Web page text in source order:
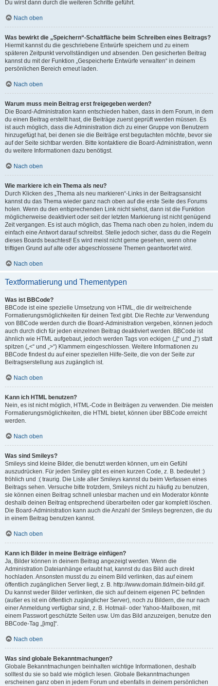
Du wirst dann durch die weiteren Schritte geführt.
Nach oben
Was bewirkt die „Speichern“-Schaltfläche beim Schreiben eines Beitrags?
Hiermit kannst du die geschriebene Entwürfe speichern und zu einem
späteren Zeitpunkt vervollständigen und absenden. Den gesicherten Beitrag
kannst du mit der Funktion „Gespeicherte Entwürfe verwalten“ in deinem
persönlichen Bereich erneut laden.
Nach oben
Warum muss mein Beitrag erst freigegeben werden?
Die Board-Administration kann entschieden haben, dass in dem Forum, in dem
du einen Beitrag erstellt hast, die Beiträge zuerst geprüft werden müssen. Es
ist auch möglich, dass die Administration dich zu einer Gruppe von Benutzern
hinzugefügt hat, bei denen sie die Beiträge erst begutachten möchte, bevor sie
auf der Seite sichtbar werden. Bitte kontaktiere die Board-Administration, wenn
du weitere Informationen dazu benötigst.
Nach oben
Wie markiere ich ein Thema als neu?
Durch Klicken des „Thema als neu markieren“-Links in der Beitragsansicht
kannst du das Thema wieder ganz nach oben auf die erste Seite des Forums
holen. Wenn du den entsprechenden Link nicht siehst, dann ist die Funktion
möglicherweise deaktiviert oder seit der letzten Markierung ist nicht genügend
Zeit vergangen. Es ist auch möglich, das Thema nach oben zu holen, indem du
einfach eine Antwort darauf schreibst. Stelle jedoch sicher, dass du die Regeln
dieses Boards beachtest! Es wird meist nicht gerne gesehen, wenn ohne
triftigen Grund auf alte oder abgeschlossene Themen geantwortet wird.
Nach oben
Textformatierung und Thementypen
Was ist BBCode?
BBCode ist eine spezielle Umsetzung von HTML, die dir weitreichende
Formatierungsmöglichkeiten für deinen Text gibt. Die Rechte zur Verwendung
von BBCode werden durch die Board-Administration vergeben, können jedoch
auch durch dich für jeden einzelnen Beitrag deaktiviert werden. BBCode ist
ähnlich wie HTML aufgebaut, jedoch werden Tags von eckigen („[“ und „]“) statt
spitzen („<“ und „>“) Klammern eingeschlossen. Weitere Informationen zu
BBCode findest du auf einer speziellen Hilfe-Seite, die von der Seite zur
Beitragserstellung aus zugänglich ist.
Nach oben
Kann ich HTML benutzen?
Nein, es ist nicht möglich, HTML-Code in Beiträgen zu verwenden. Die meisten
Formatierungsmöglichkeiten, die HTML bietet, können über BBCode erreicht
werden.
Nach oben
Was sind Smileys?
Smileys sind kleine Bilder, die benutzt werden können, um ein Gefühl
auszudrücken. Für jeden Smiley gibt es einen kurzen Code, z. B. bedeutet :)
fröhlich und :( traurig. Die Liste aller Smileys kannst du beim Verfassen eines
Beitrags sehen. Versuche bitte trotzdem, Smileys nicht zu häufig zu benutzen,
sie können einen Beitrag schnell unlesbar machen und ein Moderator könnte
deshalb deinen Beitrag entsprechend überarbeiten oder gar komplett löschen.
Die Board-Administration kann auch die Anzahl der Smileys begrenzen, die du
in einem Beitrag benutzen kannst.
Nach oben
Kann ich Bilder in meine Beiträge einfügen?
Ja, Bilder können in deinem Beitrag angezeigt werden. Wenn die
Administration Dateianhänge erlaubt hat, kannst du das Bild auch direkt
hochladen. Ansonsten musst du zu einem Bild verlinken, das auf einem
öffentlich zugänglichen Server liegt, z. B. http://www.domain.tld/mein-bild.gif.
Du kannst weder Bilder verlinken, die sich auf deinem eigenen PC befinden
(außer es ist ein öffentlich zugänglicher Server), noch zu Bildern, die nur nach
einer Anmeldung verfügbar sind, z. B. Hotmail- oder Yahoo-Mailboxen, mit
einem Passwort geschützte Seiten usw. Um das Bild anzuzeigen, benutze den
BBCode-Tag „[img]“.
Nach oben
Was sind globale Bekanntmachungen?
Globale Bekanntmachungen beinhalten wichtige Informationen, deshalb
solltest du sie so bald wie möglich lesen. Globale Bekanntmachungen
erscheinen ganz oben in jedem Forum und ebenfalls in deinem persönlichen